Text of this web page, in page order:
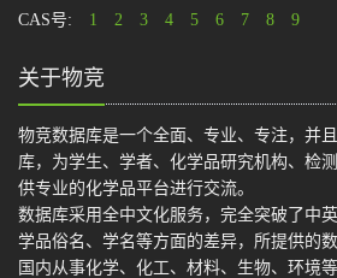
CAS号: 1 2 3 4 5 6 7 8 9
关于物竞
物竞数据库是一个全面、专业、专注，并且
库，为学生、学者、化学品研究机构、检
供专业的化学品平台进行交流。
数据库采用全中文化服务，完全突破了中
学品俗名、学名等方面的差异，所提供的
国内从事化学、化工、材料、生物、环境